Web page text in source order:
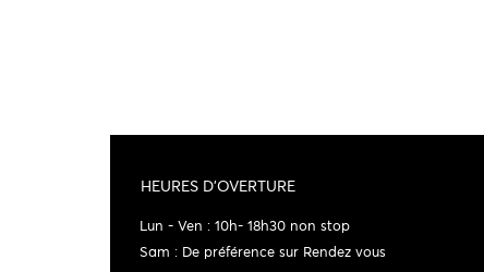
HEURES D'OVERTURE
Lun - Ven : 10h- 18h30 non stop
Sam : De préférence sur Rendez vous